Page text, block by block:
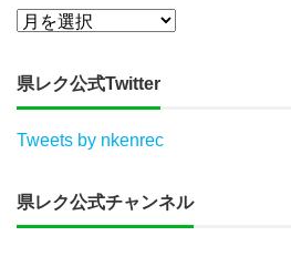
県レク公式Twitter
Tweets by nkenrec
県レク公式チャンネル